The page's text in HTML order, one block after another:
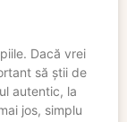
Dacă vrei
să știi de
autentic, la
jos, simplu